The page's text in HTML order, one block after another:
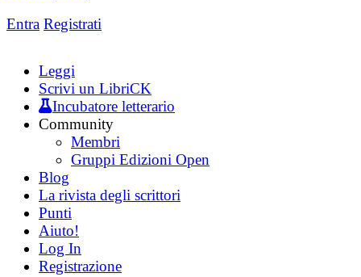
Entra Registrati
Leggi
Scrivi un LibriCK
Incubatore letterario
Community
Membri
Gruppi Edizioni Open
Blog
La rivista degli scrittori
Punti
Aiuto!
Log In
Registrazione